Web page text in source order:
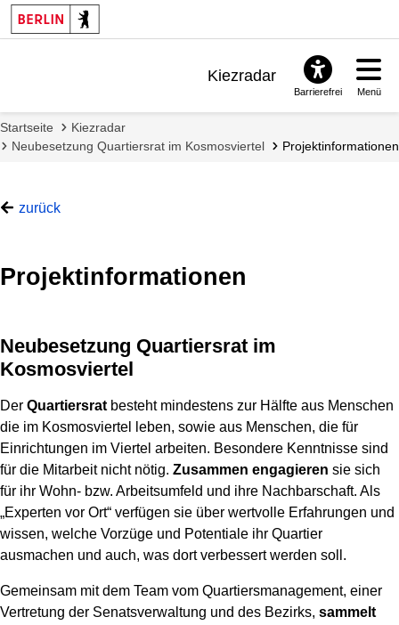
Kiezradar
Barrierefrei Menü
Startseite
Kiezradar
Neubesetzung Quartiersrat im Kosmosviertel
Projektinformationen
zurück
Projektinformationen
Neubesetzung Quartiersrat im
Kosmosviertel
Der Quartiersrat besteht mindestens zur Hälfte aus Menschen
die im Kosmosviertel leben, sowie aus Menschen, die für
Einrichtungen im Viertel arbeiten. Besondere Kenntnisse sind
für die Mitarbeit nicht nötig. Zusammen engagieren sie sich
für ihr Wohn- bzw. Arbeitsumfeld und ihre Nachbarschaft. Als
„Experten vor Ort“ verfügen sie über wertvolle Erfahrungen und
wissen, welche Vorzüge und Potentiale ihr Quartier
ausmachen und auch, was dort verbessert werden soll.
Gemeinsam mit dem Team vom Quartiersmanagement, einer
Vertretung der Senatsverwaltung und des Bezirks, sammelt